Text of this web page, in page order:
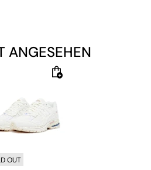
ANGESEHEN
OUT